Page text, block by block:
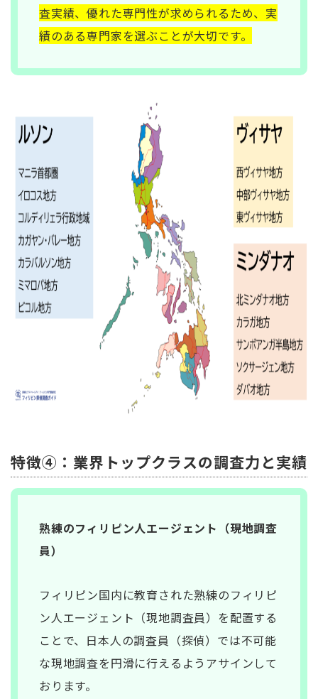
査実績、優れた専門性が求められるため、実
績のある専門家を選ぶことが大切です。
特徴④：業界トップクラスの調査力と実績
熟練のフィリピン人エージェント（現地調査
員）
フィリピン国内に教育された熟練のフィリピ
ン人エージェント（現地調査員）を配置する
ことで、日本人の調査員（探偵）では不可能
な現地調査を円滑に行えるようアサインして
おります。